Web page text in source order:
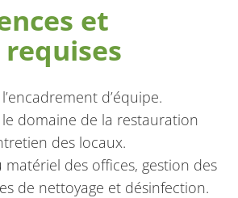
et
d’équipe.
domaine de la restauration
des locaux.
matériel des offices, gestion des
de nettoyage et désinfection.